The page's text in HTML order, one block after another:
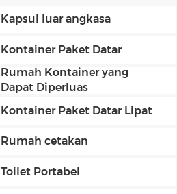
Kapsul luar angkasa
Kontainer Paket Datar
Rumah Kontainer yang
Dapat Diperluas
Kontainer Paket Datar Lipat
Rumah cetakan
Toilet Portabel